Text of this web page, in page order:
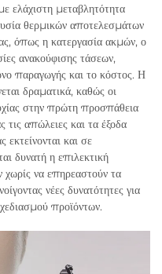
ελάχιστη μεταβλητότητα
θερμικών αποτελεσμάτων
όπως η κατεργασία ακμών, ο
ανακούφισης τάσεων,
παραγωγής και το κόστος. Η
δραματικά, καθώς οι
στην πρώτη προσπάθεια
απώλειες και τα έξοδα
εκτείνονται και σε
δυνατή η επιλεκτική
να επηρεαστούν τα
νέες δυνατότητες για
προϊόντων.